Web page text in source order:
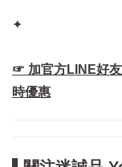
✦
☞ 加官方LINE好
時優惠